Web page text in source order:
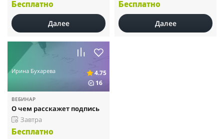
Бесплатно
Далее
Бесплатно
Далее
Ирина Бухарева
4.75
16
ВЕБИНАР
О чем расскажет подпись
Завтра
Бесплатно